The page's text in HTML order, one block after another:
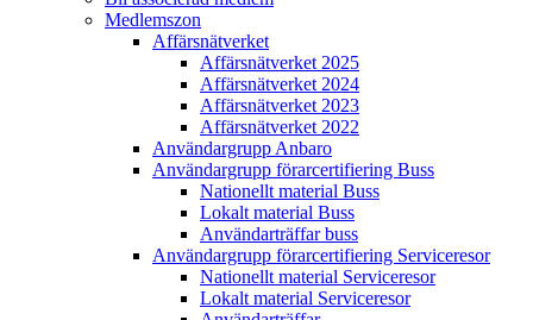
Medlemszon
Affärs­nätverket
Affärs­nätverket 2025
Affärs­nätverket 2024
Affärs­nätverket 2023
Affärs­nätverket 2022
Användargrupp Anbaro
Användargrupp förarcertifiering Buss
Nationellt material Buss
Lokalt material Buss
Användarträffar buss
Användargrupp förarcertifiering Serviceresor
Nationellt material Serviceresor
Lokalt material Serviceresor